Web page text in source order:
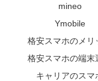
mineo
Ymobile
格安スマホのメリ
格安スマホの端末
キャリアのスマ